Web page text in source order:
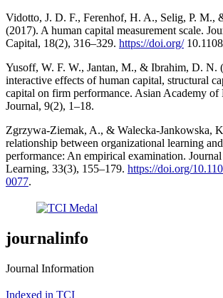
Vidotto, J. D. F., Ferenhof, H. A., Selig, P. M.,
(2017). A human capital measurement scale.
Capital, 18(2), 316–329. https://doi.org/
Yusoff, W. F. W., Jantan, M., & Ibrahim, D. N.
interactive effects of human capital, structural
capital on firm performance. Asian Academy of
Journal, 9(2), 1–18.
Zgrzywa-Ziemak, A., & Walecka-Jankowska,
relationship between organizational learning
performance: An empirical examination.
Learning, 33(3), 155–179. https://doi.org/
0077.
journalinfo
Journal Information
Indexed in TCI